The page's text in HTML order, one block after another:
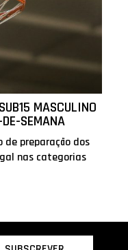
MASCULINO
SEMANA
preparação dos
nas categorias